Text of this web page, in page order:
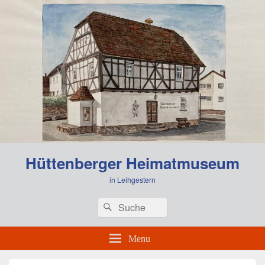
Hüttenberger Heimatmuseum
in Leihgestern
Search
for:
Search
Menu